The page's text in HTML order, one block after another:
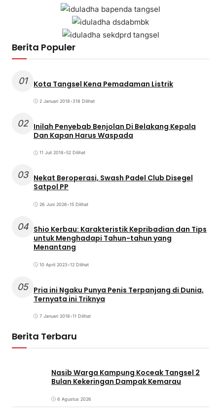
Berita Populer
01 Kota Tangsel Kena Pemadaman Listrik
2 Januari 2018•318 Dilihat
02 Inilah Penyebab Benjolan Di Belakang Kepala
Dan Kapan Harus Waspada
11 Juli 2018•52 Dilihat
03 Nekat Beroperasi, Swash Padel Club Disegel
Satpol PP
26 Juni 2026•15 Dilihat
04 Shio Kerbau: Karakteristik Kepribadian dan Tips
untuk Menghadapi Tahun-tahun yang
Menantang
10 April 2023•12 Dilihat
05 Pria ini Ngaku Punya Penis Terpanjang di Dunia,
Ternyata ini Triknya
7 Januari 2018•11 Dilihat
Berita Terbaru
Nasib Warga Kampung Koceak Tangsel 2
Bulan Kekeringan Dampak Kemarau
6 Agustus 2026